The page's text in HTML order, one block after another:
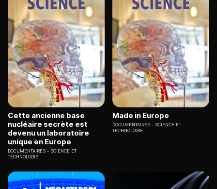
Cette ancienne base
nucléaire secrète est
devenu un laboratoire
unique en Europe
DOCUMENTAIRES
SCIENCE ET
TECHNOLOGIE
Made in Europe
DOCUMENTAIRES
SCIENCE ET
TECHNOLOGIE